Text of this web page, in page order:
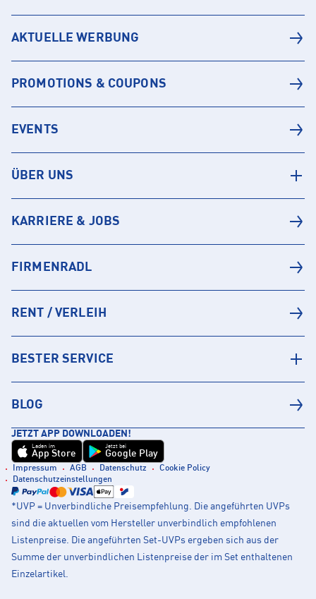
AKTUELLE WERBUNG
PROMOTIONS & COUPONS
EVENTS
ÜBER UNS
KARRIERE & JOBS
FIRMENRADL
RENT / VERLEIH
BESTER SERVICE
BLOG
JETZT APP DOWNLOADEN!
Laden im
App Store
Jetzt bei
Google Play
Impressum AGB Datenschutz
Cookie Policy
Datenschutzeinstellungen
*UVP = Unverbindliche Preisempfehlung. Die angeführten UVPs
sind die aktuellen vom Hersteller unverbindlich empfohlenen
Listenpreise. Die angeführten Set-UVPs ergeben sich aus der
Summe der unverbindlichen Listenpreise der im Set enthaltenen
Einzelartikel.